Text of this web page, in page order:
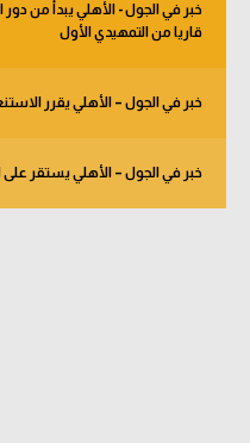
قاريا من التمهيدي الأول
خبر في الجول – الأهلي يقرر
خبر في الجول – الأهلي يستقر على